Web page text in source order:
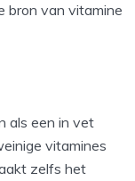
bron van vitamine
als een in vet
vitamines
zelfs het